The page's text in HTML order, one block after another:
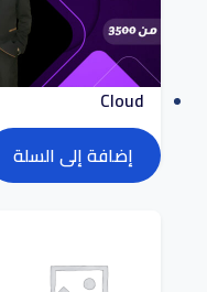
Cloud
3.500EGP
2.000EGP
إضافة إلى السلة